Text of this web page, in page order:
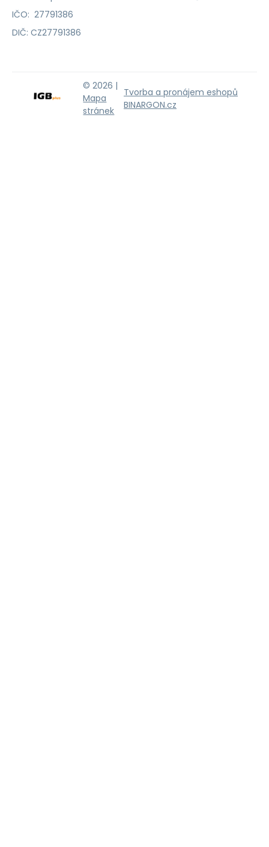
IČO: 27791386
DIČ: CZ27791386
© 2026 |
Mapa
stránek
Tvorba a pronájem eshopů
BINARGON.cz